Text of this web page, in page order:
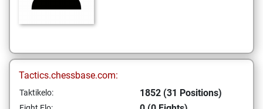
Tactics.chessbase.com:
Taktikelo: 1852 (31 Positions)